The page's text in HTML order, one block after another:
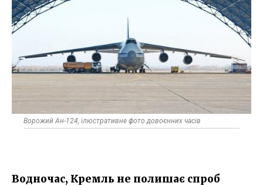
Ворожий Ан-124, ілюстративне фото довоєнних часів
Водночас, Кремль не полишає спроб